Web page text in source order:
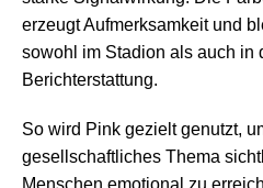
erzeugt Aufmerksamkeit und
sowohl im Stadion als auch in
Berichterstattung.
So wird Pink gezielt genutzt,
gesellschaftliches Thema
Menschen emotional zu